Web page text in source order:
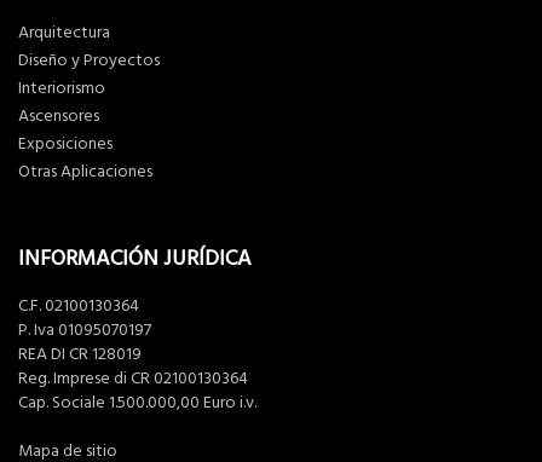
Arquitectura
Diseño y Proyectos
Interiorismo
Ascensores
Exposiciones
Otras Aplicaciones
INFORMACIÓN JURÍDICA
C.F. 02100130364
P. Iva 01095070197
REA DI CR 128019
Reg. Imprese di CR 02100130364
Cap. Sociale 1.500.000,00 Euro i.v.
Mapa de sitio